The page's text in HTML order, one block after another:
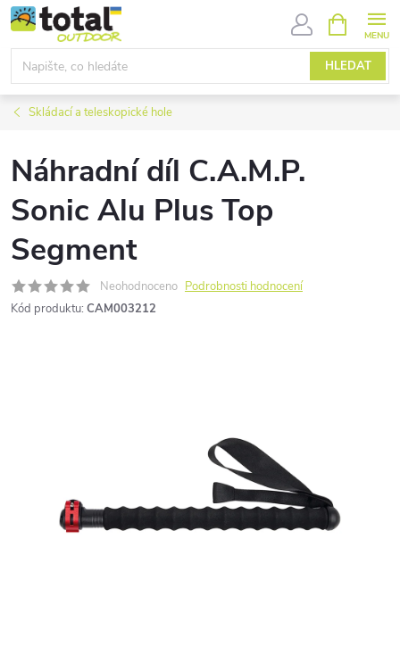
Přejít
na
obsah
HLEDAT
NÁKUPNÍ
KOŠÍK
Skládací a teleskopické hole
Náhradní díl C.A.M.P.
Sonic Alu Plus Top
Segment
Neohodnoceno Podrobnosti hodnocení
Kód produktu: CAM003212